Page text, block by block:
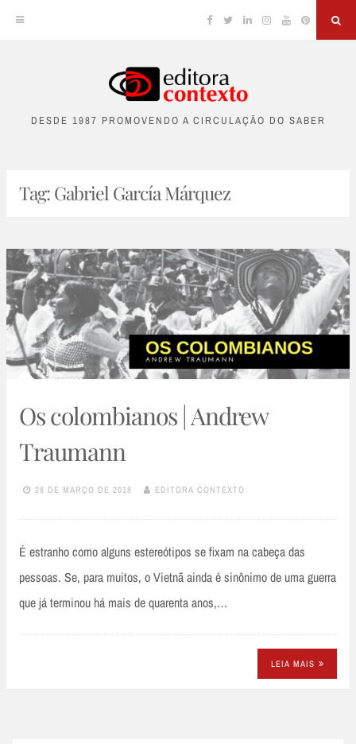
content
Facebook
TwitterLinkedinInstagram
YouTubePinterest
DESDE 1987 PROMOVENDO A CIRCULAÇÃO DO SABER
Tag:Gabriel García Márquez
Os colombianos | Andrew
Traumann
28 DE MARÇO DE 2018 EDITORA CONTEXTO
É estranho como alguns estereótipos se fixam na cabeça das
pessoas. Se, para muitos, o Vietnã ainda é sinônimo de uma guerra
que já terminou há mais de quarenta anos,…
LEIA MAIS